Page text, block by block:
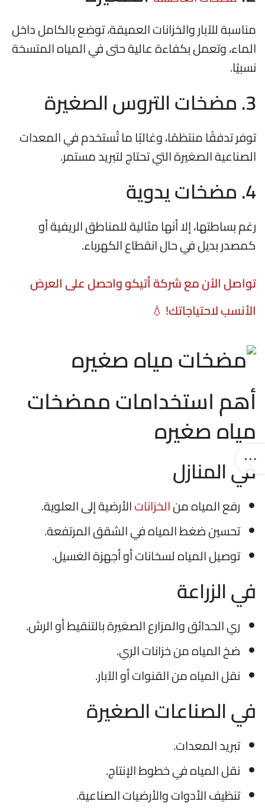
مناسبة للآبار والخزانات العميقة، توضع بالكامل داخل
الماء، وتعمل بكفاءة عالية حتى في المياه المتسخة
نسبيًا.
3. مضخات التروس الصغيرة
توفر تدفقًا منتظمًا، وغالبًا ما تُستخدم في المعدات
الصناعية الصغيرة التي تحتاج لتبريد مستمر.
4. مضخات يدوية
رغم بساطتها، إلا أنها مثالية للمناطق الريفية أو
كمصدر بديل في حال انقطاع الكهرباء.
تواصل الآن مع شركة أتيكو واحصل على العرض
الأنسب لاحتياجاتك! 💧
أهم استخدامات ممضخات
مياه صغيره
في المنازل
رفع المياه منالخزاناتالأرضية إلى العلوية.
تحسين ضغط المياه في الشقق المرتفعة.
توصيل المياه لسخانات أو أجهزة الغسيل.
في الزراعة
ري الحدائق والمزارع الصغيرة بالتنقيط أو الرش.
ضخ المياه من خزانات الري.
نقل المياه من القنوات أو الآبار.
في الصناعات الصغيرة
تبريد المعدات.
نقل المياه في خطوط الإنتاج.
تنظيف الأدوات والأرضيات الصناعية.